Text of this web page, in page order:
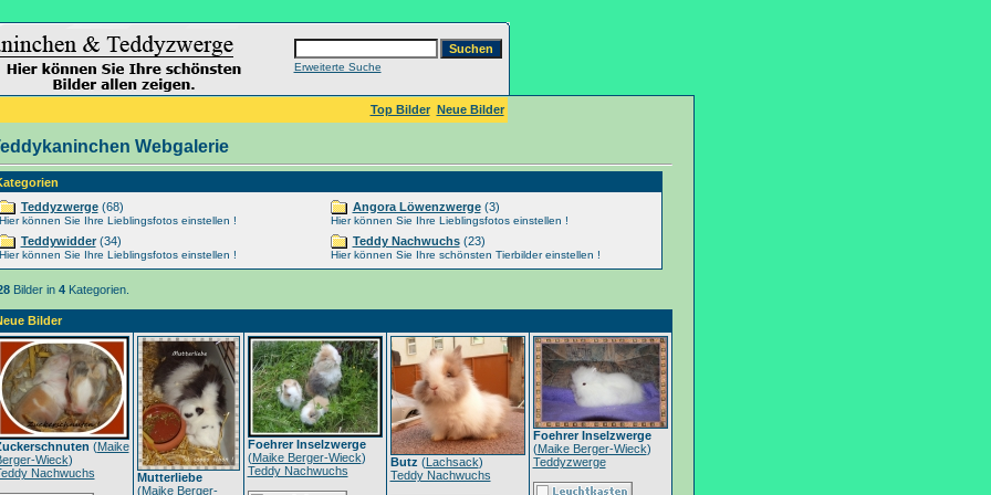
Erweiterte Suche
Top Bilder Neue Bilder
Webgalerie
Teddyzwerge(68)
können Sie Ihre Lieblingsfotos einstellen !
Teddywidder(34)
können Sie Ihre Lieblingsfotos einstellen !
Angora Löwenzwerge(3)
Hier können Sie Ihre Lieblingsfotos einstellen !
Teddy Nachwuchs(23)
Hier können Sie Ihre schönsten Tierbilder einstellen !
Bilder in 4Kategorien.
Bilder
(Maike
Wieck)
Nachwuchs
Mutterliebe
(Maike Berger-
Foehrer Inselzwerge
(Maike Berger-Wieck)
Teddy Nachwuchs
Butz (Lachsack)
Teddy Nachwuchs
Foehrer Inselzwerge
(Maike Berger-Wieck)
Teddyzwerge